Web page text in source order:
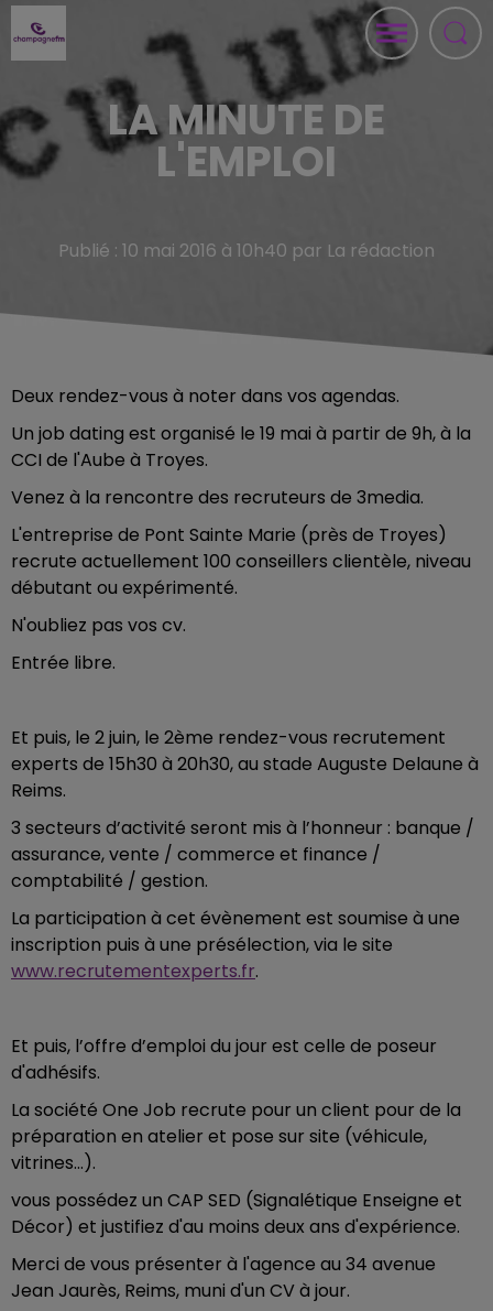
LA MINUTE DE
L'EMPLOI
Publié : 10 mai 2016 à 10h40 par La rédaction
Deux rendez-vous à noter dans vos agendas.
Un job dating est organisé le 19 mai à partir de 9h, à la
CCI de l'Aube à Troyes.
Venez à la rencontre des recruteurs de 3media.
L'entreprise de Pont Sainte Marie (près de Troyes)
recrute actuellement 100 conseillers clientèle, niveau
débutant ou expérimenté.
N'oubliez pas vos cv.
Entrée libre.
Et puis, le 2 juin, le 2ème rendez-vous recrutement
experts de 15h30 à 20h30, au stade Auguste Delaune à
Reims.
3 secteurs d’activité seront mis à l’honneur : banque /
assurance, vente / commerce et finance /
comptabilité / gestion.
La participation à cet évènement est soumise à une
inscription puis à une présélection, via le site
www.recrutementexperts.fr.
Et puis, l’offre d’emploi du jour est celle de poseur
d'adhésifs.
La société One Job recrute pour un client pour de la
préparation en atelier et pose sur site (véhicule,
vitrines...).
vous possédez un CAP SED (Signalétique Enseigne et
Décor) et justifiez d'au moins deux ans d'expérience.
Merci de vous présenter à l'agence au 34 avenue
Jean Jaurès, Reims, muni d'un CV à jour.